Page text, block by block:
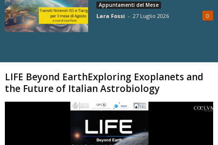
Appuntamenti del Mese
Lara Fossi - 27 Luglio 2026 0
LIFE Beyond EarthExploring Exoplanets and
the Future of Italian Astrobiology